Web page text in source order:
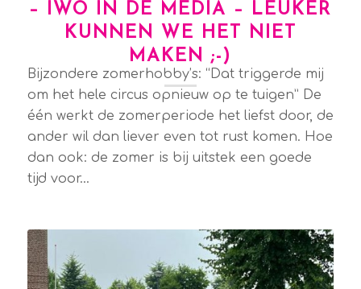
– IWO IN DE MEDIA – LEUKER
KUNNEN WE HET NIET
MAKEN ;-)
Bijzondere zomerhobby’s: “Dat triggerde mij
om het hele circus opnieuw op te tuigen” De
één werkt de zomerperiode het liefst door, de
ander wil dan liever even tot rust komen. Hoe
dan ook: de zomer is bij uitstek een goede
tijd voor…